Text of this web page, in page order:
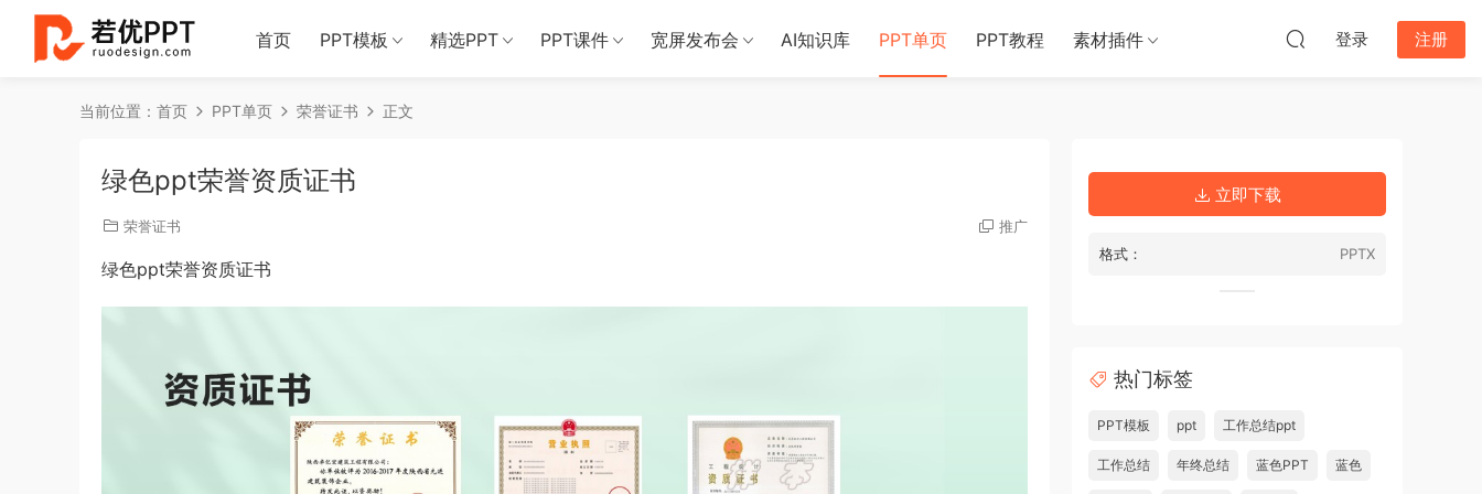
首页 PPT模板 精选PPT PPT课件 宽屏发布会 AI知识库 PPT单页 PPT教程 素材插件 登录 注册
当前位置： 首页 PPT单页 荣誉证书 正文
绿色ppt荣誉资质证书
荣誉证书 推广
绿色ppt荣誉资质证书
立即下载
格式： PPTX
热门标签
PPT模板 ppt 工作总结ppt
工作总结 年终总结 蓝色PPT 蓝色